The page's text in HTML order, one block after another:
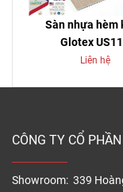
Sàn nhựa hèm
Glotex
Liên hệ
CÔNG TY CỔ
Showroom: 339